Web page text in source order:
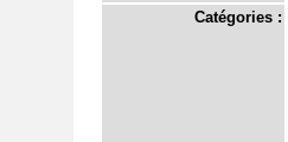
Catégories :